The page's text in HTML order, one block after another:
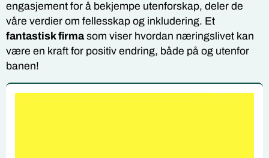
engasjement for å bekjempe utenforskap, deler de
våre verdier om fellesskap og inkludering. Et
fantastisk firmasom viser hvordan næringslivet kan
være en kraft for positiv endring, både på og utenfor
banen!